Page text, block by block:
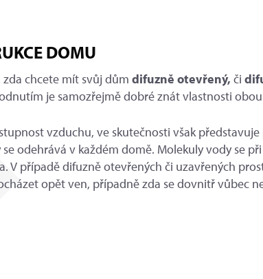
DOMU
chcete mít svůj dům difuzně otevřený, či
je samozřejmě dobré znát vlastnosti
vzduchu, ve skutečnosti však představuje
odehrává v každém domě. Molekuly vody se
V případě difuzně otevřených či uzavřených
opět ven, případně zda se dovnitř vůbec